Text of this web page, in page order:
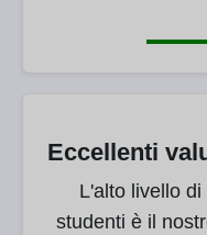
Eccellenti
L'alto livello
studenti è il